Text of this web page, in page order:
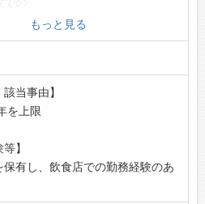
メニュー開発、原価管理、衛生管
など
更なし
もっと見る
該当事由】
を上限
】
保有し、飲食店での勤務経験のあ